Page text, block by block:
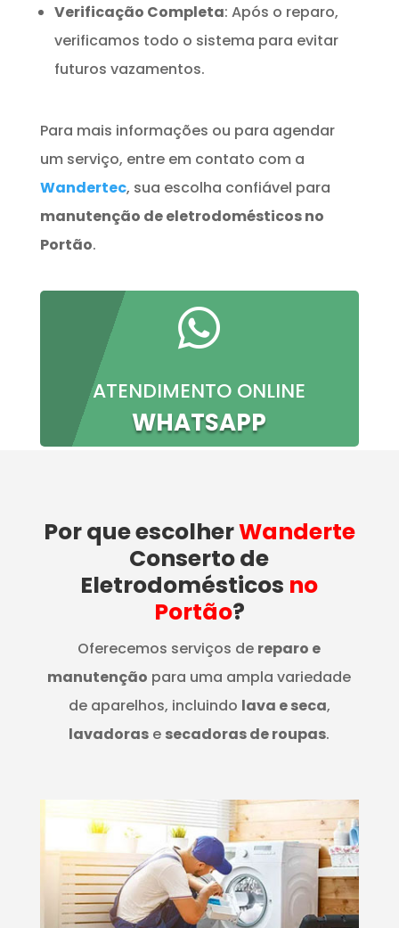
Verificação Completa: Após o reparo,
verificamos todo o sistema para evitar
futuros vazamentos.
Para mais informações ou para agendar
um serviço, entre em contato com a
Wandertec, sua escolha confiável para
manutenção de eletrodomésticos no
Portão.

ATENDIMENTO ONLINE
WHATSAPP
Por que escolherWanderte
Conserto de
Eletrodomésticos no
Portão?
Oferecemos serviços de reparo e
manutenção para uma ampla variedade
de aparelhos, incluindo lava e seca,
lavadoras e secadoras de roupas.